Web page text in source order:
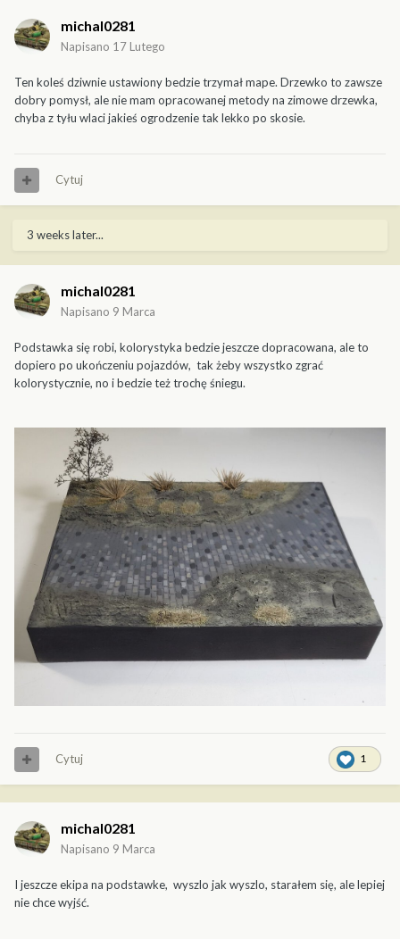
michal0281
Napisano 17 Lutego
Ten koleś dziwnie ustawiony bedzie trzymał mape. Drzewko to zawsze
dobry pomysł, ale nie mam opracowanej metody na zimowe drzewka,
chyba z tyłu wlaci jakieś ogrodzenie tak lekko po skosie.
Cytuj
3 weeks later...
michal0281
Napisano 9 Marca
Podstawka się robi, kolorystyka bedzie jeszcze dopracowana, ale to
dopiero po ukończeniu pojazdów, tak żeby wszystko zgrać
kolorystycznie, no i bedzie też trochę śniegu.
1
Cytuj
michal0281
Napisano 9 Marca
I jeszcze ekipa na podstawke, wyszlo jak wyszlo, starałem się, ale lepiej
nie chce wyjść.